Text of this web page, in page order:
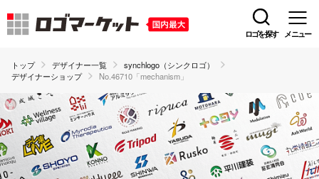
ロゴを探す メニュー
トップ デザイナー一覧
synchlogo（シンクロゴ）
デザイナーショップ
No.46710「mechanism」